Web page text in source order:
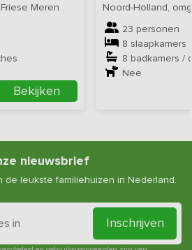
Meren
Bekijken
Noord-Holland,
23 personen
8 slaapkamers
8 badkamers /
Nee
nieuwsbrief
leukste familiehuizen in Nederland.
Inschrijven